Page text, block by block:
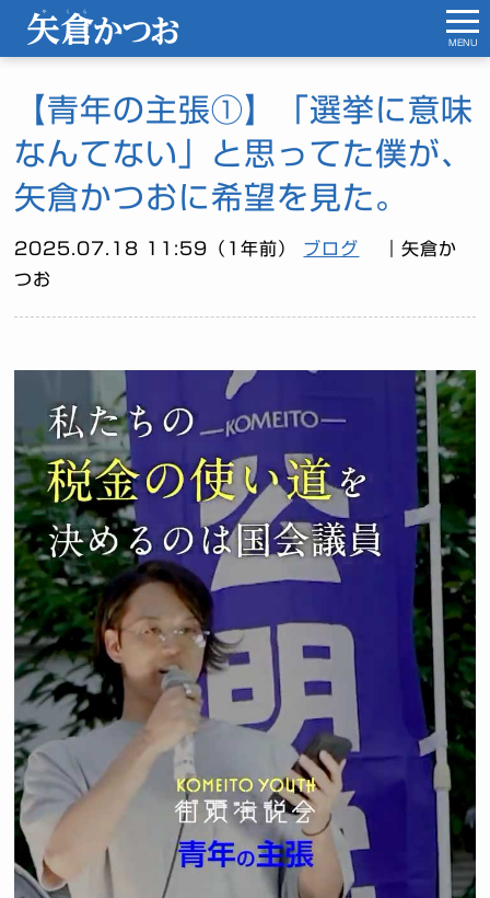
【青年の主張①】「選挙に意味
なんてない」と思ってた僕が、
矢倉かつおに希望を見た。
2025.07.18 11:59（1年前） ブログ
｜矢倉か
つお
MENU